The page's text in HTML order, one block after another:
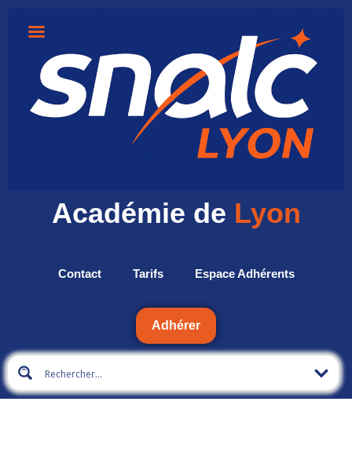
Académie de Lyon
Contact Tarifs Espace Adhérents
Adhérer